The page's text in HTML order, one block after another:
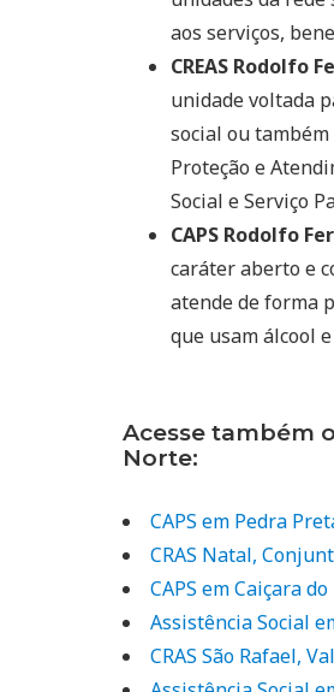
aos serviços,
CREAS Rodolfo
unidade voltada
social ou
Proteção e
Social e Serviço
CAPS Rodolfo
caráter aberto e
atende de forma
que usam álcool
Acesse também
Norte:
CAPS em Pedra
CRAS Natal,
CAPS em Caiçara
Assistência Social
CRAS São Rafael,